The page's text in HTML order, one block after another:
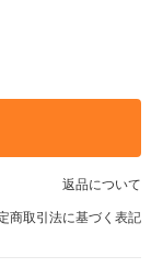
返品について
商取引法に基づく表記